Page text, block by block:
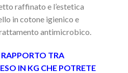
raffinato e l’estetica
in cotone igienico e
antimicrobico.
RAPPORTO TRA
IN KG CHE POTRETE